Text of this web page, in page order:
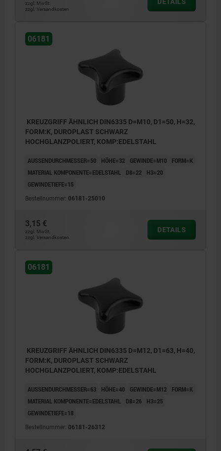
zzgl. MwSt.
zzgl. Versandkosten
06181
KREUZGRIFF ÄHNLICH DIN6335 D=M10, D1=50, H=32,
FORM:K, DUROPLAST SCHWARZ
HOCHGLANZPOLIERT, KOMP:EDELSTAHL
AUSSENDURCHMESSER=50 HÖHE=32 GEWINDE=M10
FORM=K
MATERIAL KOMPONENTE=EDELSTAHL
D8=22
H3=20
GEWINDETIEFE=15
Bestellnummer: 06181-25010
3,15 €
zzgl. MwSt.
zzgl. Versandkosten
DETAILS
06181
KREUZGRIFF ÄHNLICH DIN6335 D=M12, D1=63, H=40,
FORM:K, DUROPLAST SCHWARZ
HOCHGLANZPOLIERT, KOMP:EDELSTAHL
AUSSENDURCHMESSER=63 HÖHE=40 GEWINDE=M12
FORM=K
MATERIAL KOMPONENTE=EDELSTAHL
D8=26
H3=25
GEWINDETIEFE=18
Bestellnummer: 06181-26312